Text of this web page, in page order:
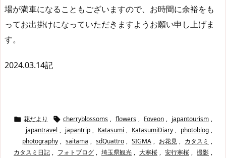
場が満車になることもございますので、お時間に余裕をも
ってお出掛けになっていただきますようお願い申し上げま
す。
2024.03.14記
 花だより  cherryblossoms , flowers , Foveon , japantourism ,
japantravel , japantrip , Katasumi , KatasumiDiary , photoblog ,
photography , saitama , sdQuattro , SIGMA , お花見 , カタスミ ,
カタスミ日記 , フォトブログ , 埼玉県観光 , 大寒桜 , 安行寒桜 , 撮影 ,